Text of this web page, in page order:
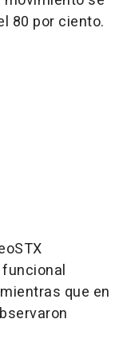
80 por ciento.
que en